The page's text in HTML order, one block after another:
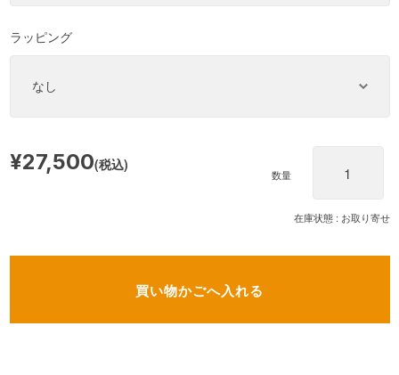
ラッピング
在庫状態 : お取り寄せ
¥27,500(税込)
数量